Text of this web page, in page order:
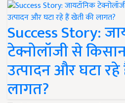
Success Story:
टेक्नोलॉजी से
उत्पादन और घटा
लागत?